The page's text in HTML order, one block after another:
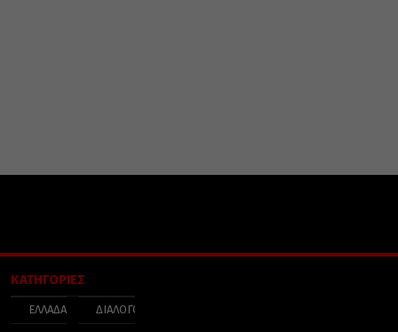
ΚΑΤΗΓΟΡΙΕΣ
ΕΛΛΑΔΑ
ΔΙΑΛΟΓΟΣ